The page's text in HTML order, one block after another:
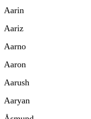
Aarin
Aariz
Aarno
Aaron
Aarush
Aaryan